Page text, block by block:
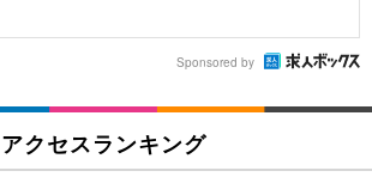
Sponsored by
アクセスランキング